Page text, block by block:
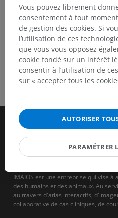
IMAIOS est une entreprise qui vise
des humains et des animaux. Au
au travers d'atlas interactifs,
collaborative de cas cliniques, de
Vous pouvez librement
consentement à tout
de gestion des cookies. Si
l’utilisation de ces
que vous vous opposez
cookie fondé sur un intérêt
consentir à l’utilisation de
sur « accepter tous les
AUTORISER
PARAMÉTRER